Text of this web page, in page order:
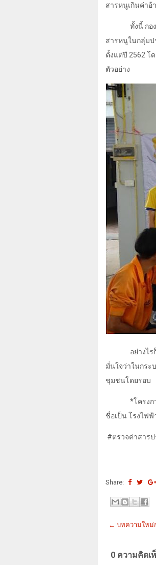
สารหนูเกินค่าอ้
ทั้งนี้ กอ
สารหนูในกลุ่ม
ตั้งแต่ปี 2562โ
ตัวอย่าง
อย่างไ
มั่นใจว่าในกระ
ชุมชนโดยรอบ
*โครง
ชื่อเป็น โรงไฟฟ้
#ตรวจค่าสาร
Share:
← บทความใหม่
0 ความคิดเ